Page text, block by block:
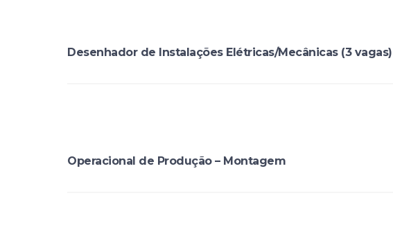
Desenhador de Instalações Elétricas/Mecânicas (3 vagas)
Operacional de Produção – Montagem